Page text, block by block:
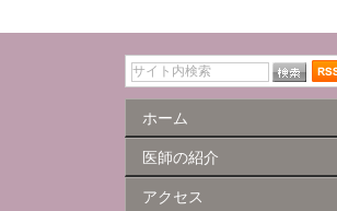
ホーム
医師の紹介
アクセス